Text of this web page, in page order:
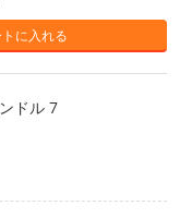
に入れる
ドル 7